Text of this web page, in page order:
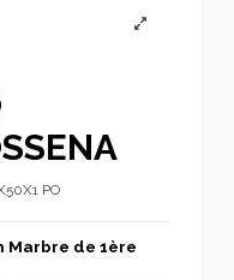
PO
de 1ère